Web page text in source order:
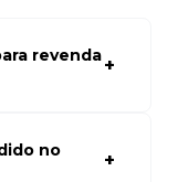
revenda
preços
no